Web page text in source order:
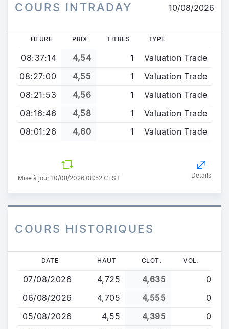
COURS INTRADAY 10/08/2026
HEURE PRIX TITRES TYPE
08:37:14 4,54 1
Valuation Trade
08:27:00
4,55 1
Valuation Trade
08:21:53
4,56 1
Valuation Trade
08:16:46
4,58 1
Valuation Trade
08:01:26
4,60 1 Valuation Trade
Mise à jour 10/08/2026 08:52 CEST Details
COURS HISTORIQUES
contenu
principal
DATE HAUT CLOT. VOL.
07/08/2026 4,725 4,635
0
06/08/2026
4,705 4,555
0
05/08/2026
4,55 4,395
0